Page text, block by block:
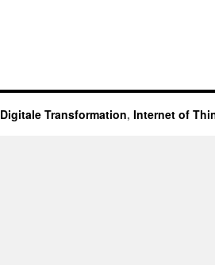
Digitale Transformation, Internet of